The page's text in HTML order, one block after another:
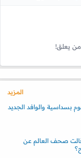
يعلق!
المزيد
بسداسية والوافد الجديد
صحف العالم عن